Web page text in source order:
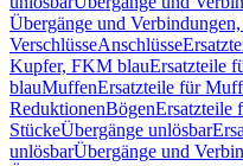
Übergänge und
VerschlüsseAnschlüsse
Kupfer, FKM blauErsatzteile
blauMuffenErsatzteile für
ReduktionenBögenErsatzteile
StückeÜbergänge unlösbar
unlösbarÜbergänge und